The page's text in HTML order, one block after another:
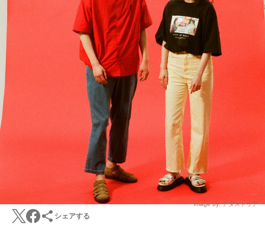
Image by: アダストリア
シェアする